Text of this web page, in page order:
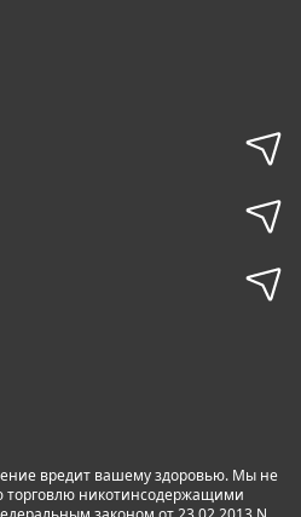
вредит вашему здоровью. Мы не
торговлю никотинсодержащими